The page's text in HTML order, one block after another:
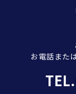
お電話また